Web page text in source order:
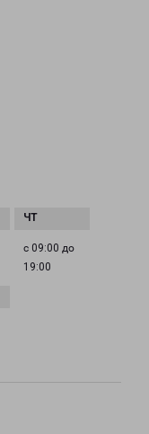
с 09:00 до
19:00